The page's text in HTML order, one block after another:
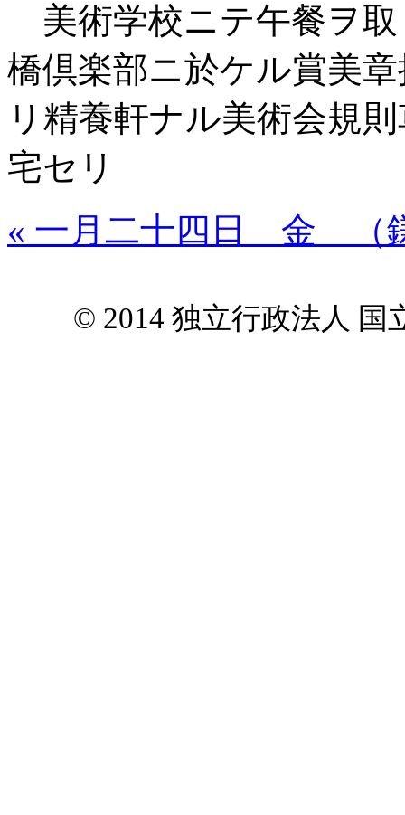
美術学校ニテ午餐ヲ
橋倶楽部ニ於ケル賞美
リ精養軒ナル美術会規
宅セリ
« 一月二十四日 金 （
© 2014 独立行政法人 国